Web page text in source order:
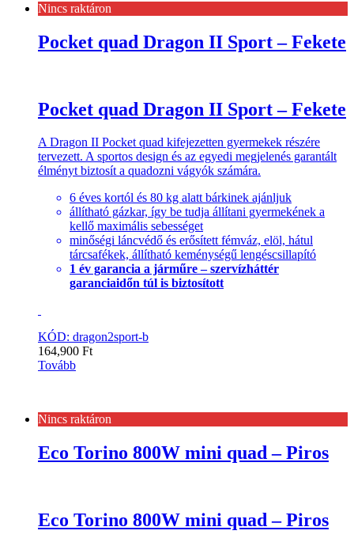
Nincs raktáron
Pocket quad Dragon II Sport – Fekete
Pocket quad Dragon II Sport – Fekete
A Dragon II Pocket quad kifejezetten gyermekek részére
tervezett. A sportos design és az egyedi megjelenés garantált
élményt biztosít a quadozni vágyók számára.
6 éves kortól és 80 kg alatt bárkinek ajánljuk
állítható gázkar, így be tudja állítani gyermekének a
kellő maximális sebességet
minőségi láncvédő és erősített fémváz, elöl, hátul
tárcsafékek, állítható keménységű lengéscsillapító
1 év garancia a járműre – szervízháttér
garanciaidőn túl is biztosított
KÓD: dragon2sport-b
164,900 Ft
Tovább
Nincs raktáron
Eco Torino 800W mini quad – Piros
Eco Torino 800W mini quad – Piros